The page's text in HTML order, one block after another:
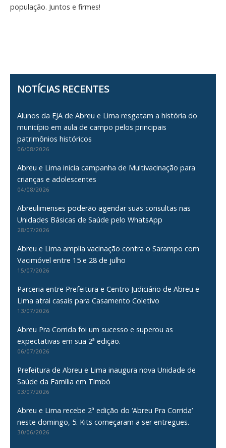
população. Juntos e firmes!
NOTÍCIAS RECENTES
Alunos da EJA de Abreu e Lima resgatam a história do
município em aula de campo pelos principais
patrimônios históricos
06/08/2026
Abreu e Lima inicia campanha de Multivacinação para
crianças e adolescentes
04/08/2026
Abreulimenses poderão agendar suas consultas nas
Unidades Básicas de Saúde pelo WhatsApp
28/07/2026
Abreu e Lima amplia vacinação contra o Sarampo com
Vacimóvel entre 15 e 28 de julho
15/07/2026
Parceria entre Prefeitura e Centro Judiciário de Abreu e
Lima atrai casais para Casamento Coletivo
13/07/2026
Abreu Pra Corrida foi um sucesso e superou as
expectativas em sua 2ª edição.
06/07/2026
Prefeitura de Abreu e Lima inaugura nova Unidade de
Saúde da Família em Timbó
03/07/2026
Abreu e Lima recebe 2ª edição do ‘Abreu Pra Corrida’
neste domingo, 5. Kits começaram a ser entregues.
30/06/2026